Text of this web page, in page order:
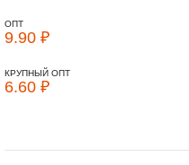
ОПТ
9.90 ₽
КРУПНЫЙ ОПТ
6.60 ₽